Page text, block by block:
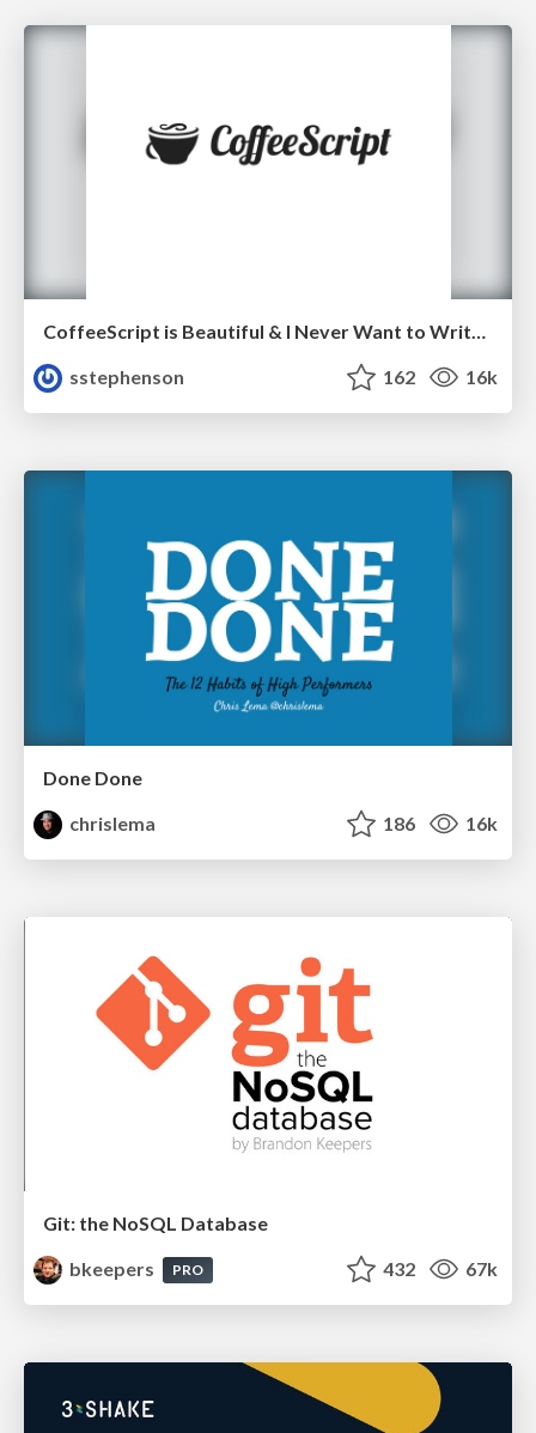
CoffeeScript is Beautiful & I Never Want to Write Plain JavaScript Again
sstephenson
162 16k
Done Done
chrislema
186 16k
Git: the NoSQL Database
bkeepers
PRO 432 67k